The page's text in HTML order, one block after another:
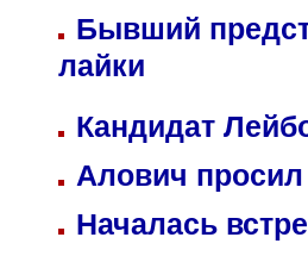
Бывший
лайки
Кандидат
Алович просил
Началась